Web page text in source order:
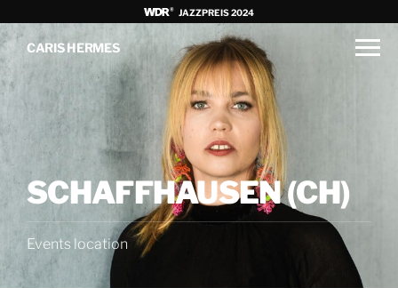
JAZZPREIS 2024
CARIS HERMES
SCHAFFHAUSEN (CH)
Events location